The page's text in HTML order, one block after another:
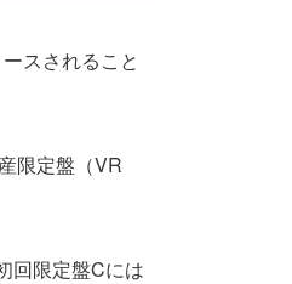
スされること
限定盤（VR
回限定盤Cには